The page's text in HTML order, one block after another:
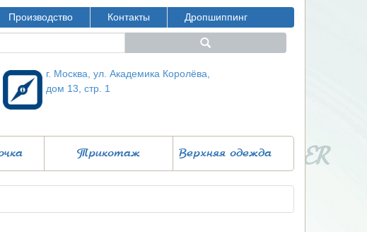
Производство Контакты Дропшиппинг
г. Москва, ул. Академика Королёва,
дом 13, стр. 1
Трикотаж Верхняя одежда